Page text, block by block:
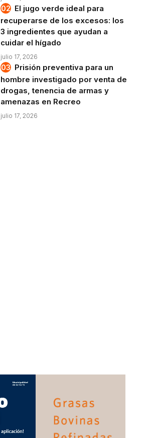
El jugo verde ideal para
recuperarse de los excesos: los
3 ingredientes que ayudan a
cuidar el hígado
julio 17, 2026
Prisión preventiva para un
hombre investigado por venta de
drogas, tenencia de armas y
amenazas en Recreo
julio 17, 2026